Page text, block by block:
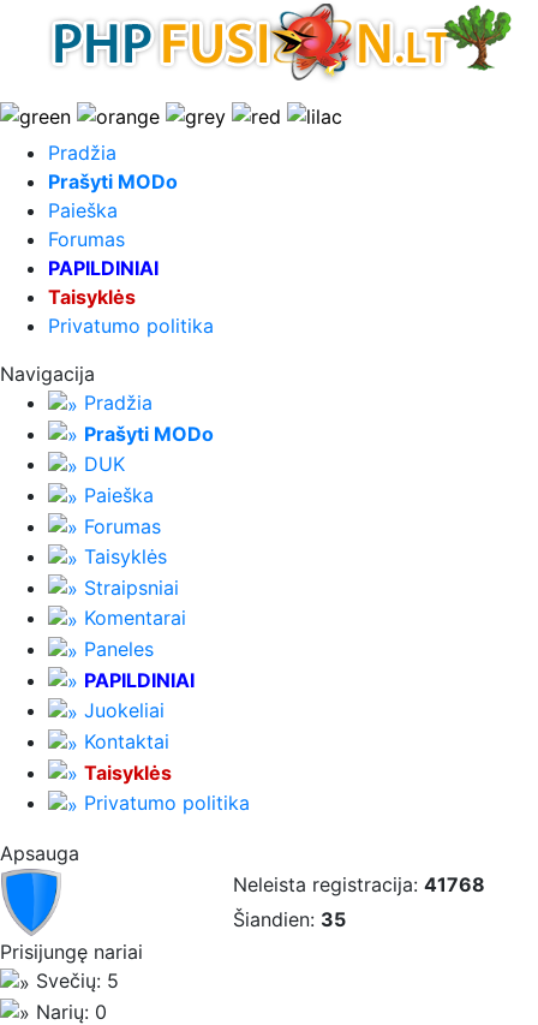
Pradžia
Prašyti MODo
Paieška
Forumas
PAPILDINIAI
Taisyklės
Privatumo politika
Navigacija
Pradžia
Prašyti MODo
DUK
Paieška
Forumas
Taisyklės
Straipsniai
Komentarai
Paneles
PAPILDINIAI
Juokeliai
Kontaktai
Taisyklės
Privatumo politika
Apsauga
Neleista registracija: 41768
Šiandien: 35
Prisijungę nariai
Svečių: 5
Narių: 0